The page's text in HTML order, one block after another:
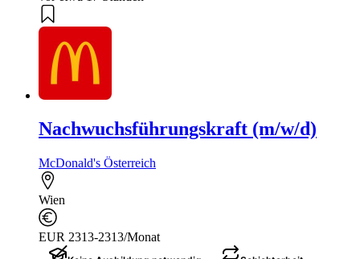
Nachwuchsführungskraft (m/w/d)
McDonald's Österreich
Wien
EUR 2313-2313/Monat